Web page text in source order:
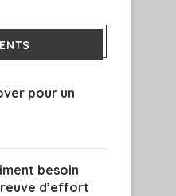
pour un
besoin
d’effort